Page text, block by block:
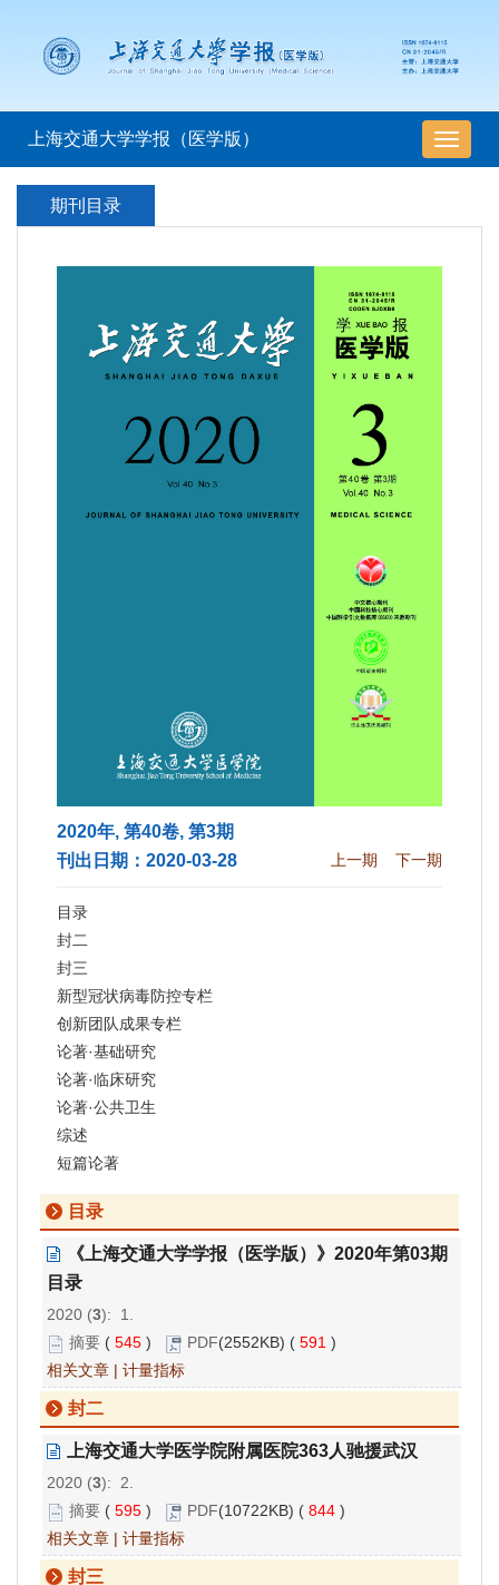
导
航
上海交通大学学报（医学版）
期刊目录
2020年, 第40卷, 第3期
刊出日期：2020-03-28
上一期 下一期
目录
封二
封三
新型冠状病毒防控专栏
创新团队成果专栏
论著·基础研究
论著·临床研究
论著·公共卫生
综述
短篇论著
目录
《上海交通大学学报（医学版）》2020年第03期
目录
2020 (3): 1.
摘要 ( 545 ) PDF(2552KB) ( 591 )
相关文章 | 计量指标
封二
上海交通大学医学院附属医院363人驰援武汉
2020 (3): 2.
摘要 ( 595 ) PDF(10722KB) ( 844 )
相关文章 | 计量指标
封三